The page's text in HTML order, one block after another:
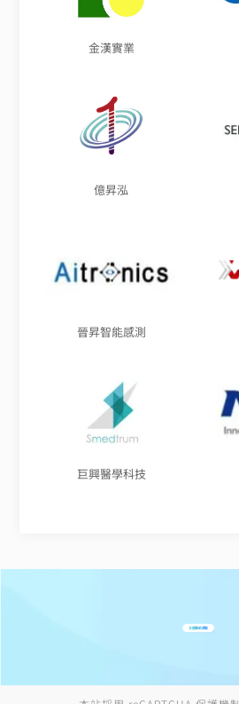
金漢實業
億昇泓
晉昇智能感測
巨興醫學科技
立即預約諮詢